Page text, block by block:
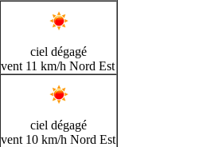
ciel dégagé
vent 11 km/h Nord Est
ciel dégagé
vent 10 km/h Nord Est